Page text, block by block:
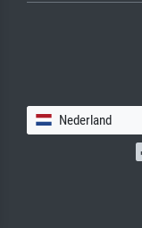
Nederland